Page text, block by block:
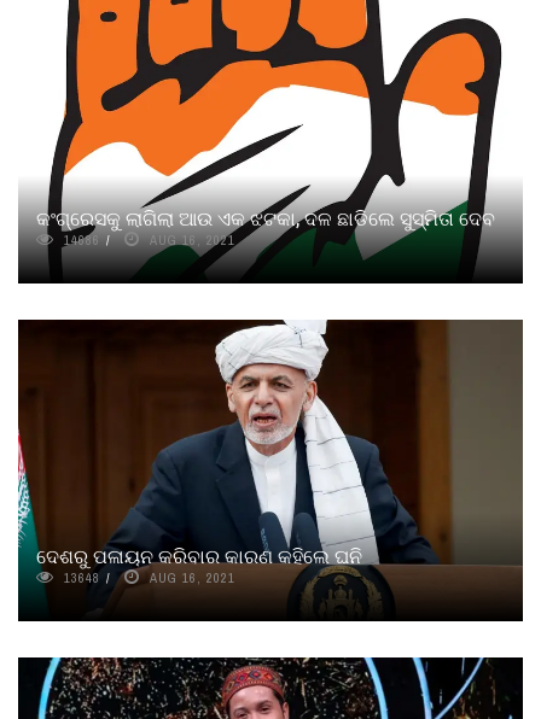
କଂଗ୍ରେସକୁ ଲାଗିଲା ଆଉ ଏକ ଝଟକା, ଦଳ ଛାଡିଲେ ସୁସ୍ମିତା ଦେବ
14686 AUG 16, 2021
ଦେଶରୁ ପଳାୟନ କରିବାର କାରଣ କହିଲେ ଘନି
13648 AUG 16, 2021